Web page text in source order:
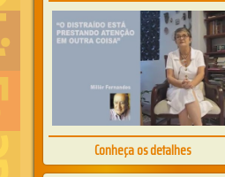
Conheça os detalhes